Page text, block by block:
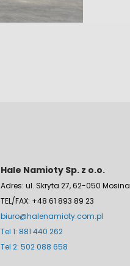
Hale Namioty Sp. z o.o.
Adres: ul. Skryta 27, 62-050 Mosina
TEL/FAX: +48 61 893 89 23
biuro@halenamioty.com.pl
Tel 1: 881 440 262
Tel 2: 502 088 658